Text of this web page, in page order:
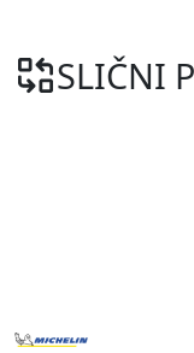
SLIČNI